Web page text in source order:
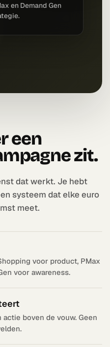
en Demand Gen
een
zit.
dat werkt. Je hebt
systeem dat elke euro
meet.
voor product, PMax
voor awareness.
actie boven de vouw. Geen